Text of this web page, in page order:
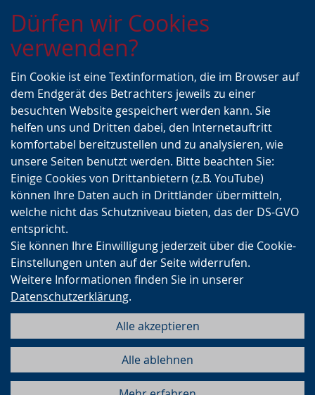
Zur
Hauptnavigation
Zur
Seitennavigation
Zum
Inhalt
Dürfen wir Cookies
verwenden?
Ein Cookie ist eine Textinformation, die im Browser auf
dem Endgerät des Betrachters jeweils zu einer
besuchten Website gespeichert werden kann. Sie
helfen uns und Dritten dabei, den Internetauftritt
komfortabel bereitzustellen und zu analysieren, wie
unsere Seiten benutzt werden. Bitte beachten Sie:
Einige Cookies von Drittanbietern (z.B. YouTube)
können Ihre Daten auch in Drittländer übermitteln,
welche nicht das Schutzniveau bieten, das der DS-GVO
entspricht.
Sie können Ihre Einwilligung jederzeit über die Cookie-
Einstellungen unten auf der Seite widerrufen.
Weitere Informationen finden Sie in unserer
Datenschutzerklärung.
Alle akzeptieren
Alle ablehnen